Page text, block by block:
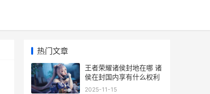
热门文章
王者荣耀诸侯封地在哪 诸
侯在封国内享有什么权利
2025-11-15